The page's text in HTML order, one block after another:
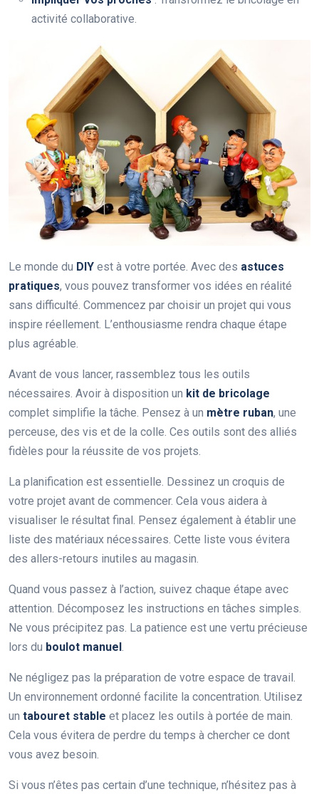
activité collaborative.
Le monde du DIY est à votre portée. Avec des astuces
pratiques, vous pouvez transformer vos idées en réalité
sans difficulté. Commencez par choisir un projet qui vous
inspire réellement. L’enthousiasme rendra chaque étape
plus agréable.
Avant de vous lancer, rassemblez tous les outils
nécessaires. Avoir à disposition un kit de bricolage
complet simplifie la tâche. Pensez à un mètre ruban, une
perceuse, des vis et de la colle. Ces outils sont des alliés
fidèles pour la réussite de vos projets.
La planification est essentielle. Dessinez un croquis de
votre projet avant de commencer. Cela vous aidera à
visualiser le résultat final. Pensez également à établir une
liste des matériaux nécessaires. Cette liste vous évitera
des allers-retours inutiles au magasin.
Quand vous passez à l’action, suivez chaque étape avec
attention. Décomposez les instructions en tâches simples.
Ne vous précipitez pas. La patience est une vertu précieuse
lors du boulot manuel .
Ne négligez pas la préparation de votre espace de travail.
Un environnement ordonné facilite la concentration. Utilisez
un tabouret stable et placez les outils à portée de main.
Cela vous évitera de perdre du temps à chercher ce dont
vous avez besoin.
Si vous n’êtes pas certain d’une technique, n’hésitez pas à